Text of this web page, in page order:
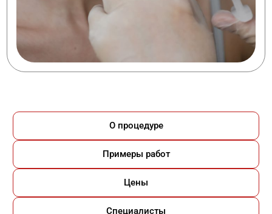
О процедуре
Примеры работ
Цены
Специалисты